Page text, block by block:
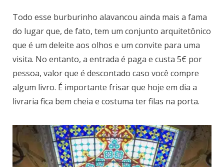
Todo esse burburinho alavancou ainda mais a fama
do lugar que, de fato, tem um conjunto arquitetônico
que é um deleite aos olhos e um convite para uma
visita. No entanto, a entrada é paga e custa 5€ por
pessoa, valor que é descontado caso você compre
algum livro. É importante frisar que hoje em dia a
livraria fica bem cheia e costuma ter filas na porta.